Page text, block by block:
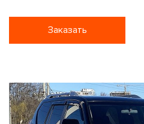
Заказать